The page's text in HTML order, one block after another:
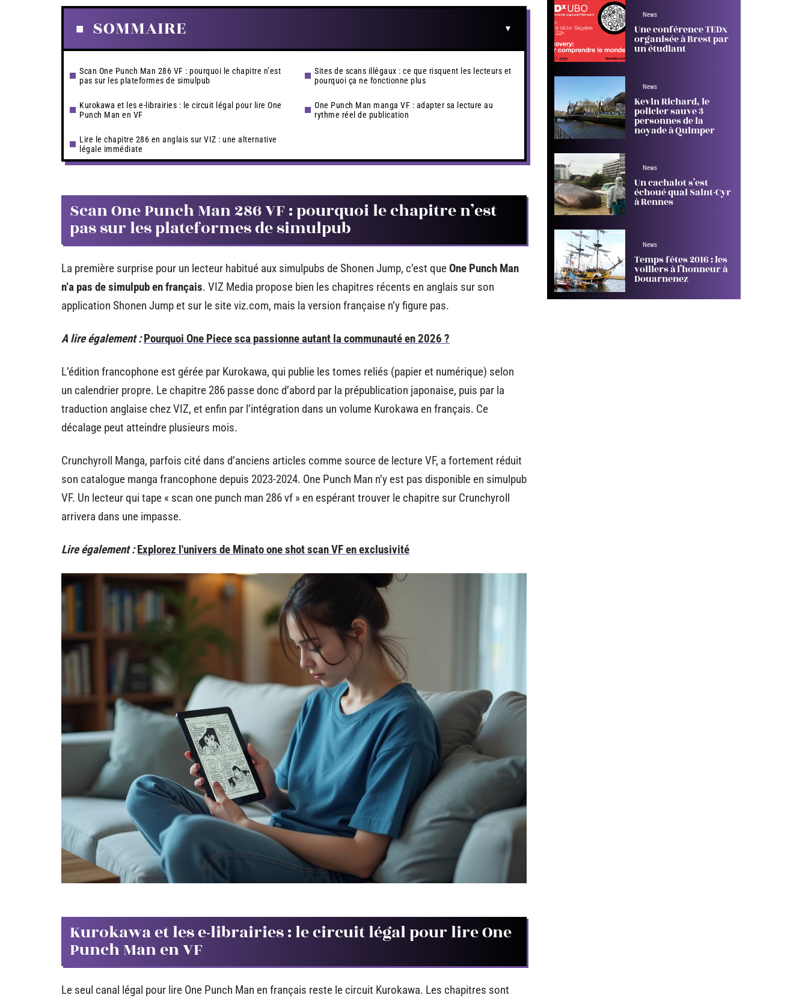
SOMMAIRE
Scan One Punch Man 286 VF : pourquoi le chapitre n’est
pas sur les plateformes de simulpub
Kurokawa et les e-librairies : le circuit légal pour lire One
Punch Man en VF
Lire le chapitre 286 en anglais sur VIZ : une alternative
légale immédiate
Sites de scans illégaux : ce que risquent les lecteurs et
pourquoi ça ne fonctionne plus
One Punch Man manga VF : adapter sa lecture au
rythme réel de publication
Scan One Punch Man 286 VF : pourquoi le chapitre n’est
pas sur les plateformes de simulpub
La première surprise pour un lecteur habitué aux simulpubs de Shonen Jump, c’est queOne Punch Man
n’a pas de simulpub en français. VIZ Media propose bien les chapitres récents en anglais sur son
application Shonen Jump et sur le site viz.com, mais la version française n’y figure pas.
A lire également : Pourquoi One Piece sca passionne autant la communauté en 2026 ?
L’édition francophone est gérée par Kurokawa, qui publie les tomes reliés (papier et numérique) selon
un calendrier propre. Le chapitre 286 passe donc d’abord par la prépublication japonaise, puis par la
traduction anglaise chez VIZ, et enfin par l’intégration dans un volume Kurokawa en français. Ce
décalage peut atteindre plusieurs mois.
Crunchyroll Manga, parfois cité dans d’anciens articles comme source de lecture VF, a fortement réduit
son catalogue manga francophone depuis 2023-2024. One Punch Man n’y est pas disponible en simulpub
VF. Un lecteur qui tape « scan one punch man 286 vf » en espérant trouver le chapitre sur Crunchyroll
arrivera dans une impasse.
Lire également : Explorez l'univers de Minato one shot scan VF en exclusivité
Kurokawa et les e-librairies : le circuit légal pour lire One
Punch Man en VF
Le seul canal légal pour lire One Punch Man en français reste le circuit Kurokawa. Les chapitres sont
News
Une conférence TEDx
organisée à Brest par
un étudiant
News
Kevin Richard, le
policier sauve 3
personnes de la
noyade à Quimper
News
Un cachalot s’est
échoué quai Saint-Cyr
à Rennes
News
Temps fêtes 2016 : les
voiliers à l’honneur à
Douarnenez